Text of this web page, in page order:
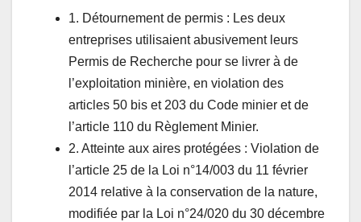
1. Détournement de permis : Les deux
entreprises utilisaient abusivement leurs
Permis de Recherche pour se livrer à de
l’exploitation minière, en violation des
articles 50 bis et 203 du Code minier et de
l’article 110 du Règlement Minier.
2. Atteinte aux aires protégées : Violation de
l’article 25 de la Loi n°14/003 du 11 février
2014 relative à la conservation de la nature,
modifiée par la Loi n°24/020 du 30 décembre